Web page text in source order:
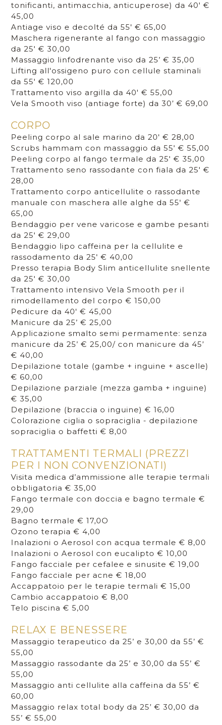
tonificanti, antimacchia, anticuperose) da 40' €
45,00
Antiage viso e decolté da 55' € 65,00
Maschera rigenerante al fango con massaggio
da 25' € 30,00
Massaggio linfodrenante viso da 25’ € 35,00
Lifting all'ossigeno puro con cellule staminali
da 55' € 120,00
Trattamento viso argilla da 40' € 55,00
Vela Smooth viso (antiage forte) da 30’ € 69,00
CORPO
Peeling corpo al sale marino da 20' € 28,00
Scrubs hammam con massaggio da 55' € 55,00
Peeling corpo al fango termale da 25' € 35,00
Trattamento seno rassodante con fiala da 25' €
28,00
Trattamento corpo anticellulite o rassodante
manuale con maschera alle alghe da 55' €
65,00
Bendaggio per vene varicose e gambe pesanti
da 25' € 29,00
Bendaggio lipo caffeina per la cellulite e
rassodamento da 25' € 40,00
Presso terapia Body Slim anticellulite snellente
da 25' € 30,00
Trattamento intensivo Vela Smooth per il
rimodellamento del corpo € 150,00
Pedicure da 40' € 45,00
Manicure da 25’ € 25,00
Applicazione smalto semi permamente: senza
manicure da 25’ € 25,00/ con manicure da 45’
€ 40,00
Depilazione totale (gambe + inguine + ascelle)
€ 60,00
Depilazione parziale (mezza gamba + inguine)
€ 35,00
Depilazione (braccia o inguine) € 16,00
Colorazione ciglia o sopraciglia - depilazione
sopraciglia o baffetti € 8,00
TRATTAMENTI TERMALI (PREZZI
PER I NON CONVENZIONATI)
Visita medica d’ammissione alle terapie termali
obbligatoria € 35,00
Fango termale con doccia e bagno termale €
29,00
Bagno termale € 17,0O
Ozono terapia € 4,00
Inalazioni o Aerosol con acqua termale € 8,00
Inalazioni o Aerosol con eucalipto € 10,00
Fango facciale per cefalee e sinusite € 19,00
Fango facciale per acne € 18,00
Accappatoio per le terapie termali € 15,00
Cambio accappatoio € 8,00
Telo piscina € 5,00
RELAX E BENESSERE
Massaggio terapeutico da 25’ e 30,00 da 55’ €
55,00
Massaggio rassodante da 25’ e 30,00 da 55’ €
55,00
Massaggio anti cellulite alla caffeina da 55’ €
60,00
Massaggio relax total body da 25’ € 30,00 da
55’ € 55,00